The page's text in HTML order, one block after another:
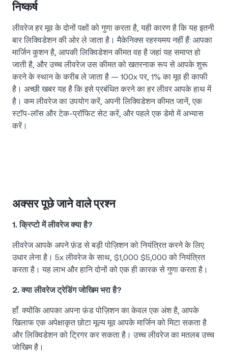
निष्कर्ष
लीवरेज हर मूव के दोनों पक्षों को गुणा करता है, यही कारण है कि यह इतनी
बार लिक्विडेशन की ओर ले जाता है। मैकेनिक्स रहस्यमय नहीं हैं: आपका
मार्जिन कुशन है, आपकी लिक्विडेशन कीमत वह है जहां यह समाप्त हो
जाती है, और उच्च लीवरेज उस कीमत को खतरनाक रूप से आपके शुरू
करने के स्थान के करीब ले जाता है — 100x पर, 1% का मूव ही काफी
है। अच्छी खबर यह है कि इसे प्रबंधित करने का हर लीवर आपके हाथ में
है। कम लीवरेज का उपयोग करें, अपनी लिक्विडेशन कीमत जानें, एक
स्टॉप-लॉस और टेक-प्रॉफिट सेट करें, और पहले एक डेमो में अभ्यास
करें।
अक्सर पूछे जाने वाले प्रश्न
1. क्रिप्टो में लीवरेज क्या है?
लीवरेज आपके अपने फ़ंड से बड़ी पोज़िशन को नियंत्रित करने के लिए
उधार लेना है। 5x लीवरेज के साथ, $1,000 $5,000 को नियंत्रित
करता है। यह लाभ और हानि दोनों को एक ही कारक से गुणा करता है।
2. क्या लीवरेज ट्रेडिंग जोखिम भरा है?
हाँ. क्योंकि आपका अपना फ़ंड पोज़िशन का केवल एक अंश है, आपके
खिलाफ एक अपेक्षाकृत छोटा मूल्य मूव आपके मार्जिन को मिटा सकता है
और लिक्विडेशन को ट्रिगर कर सकता है। उच्च लीवरेज का मतलब उच्च
जोखिम है।